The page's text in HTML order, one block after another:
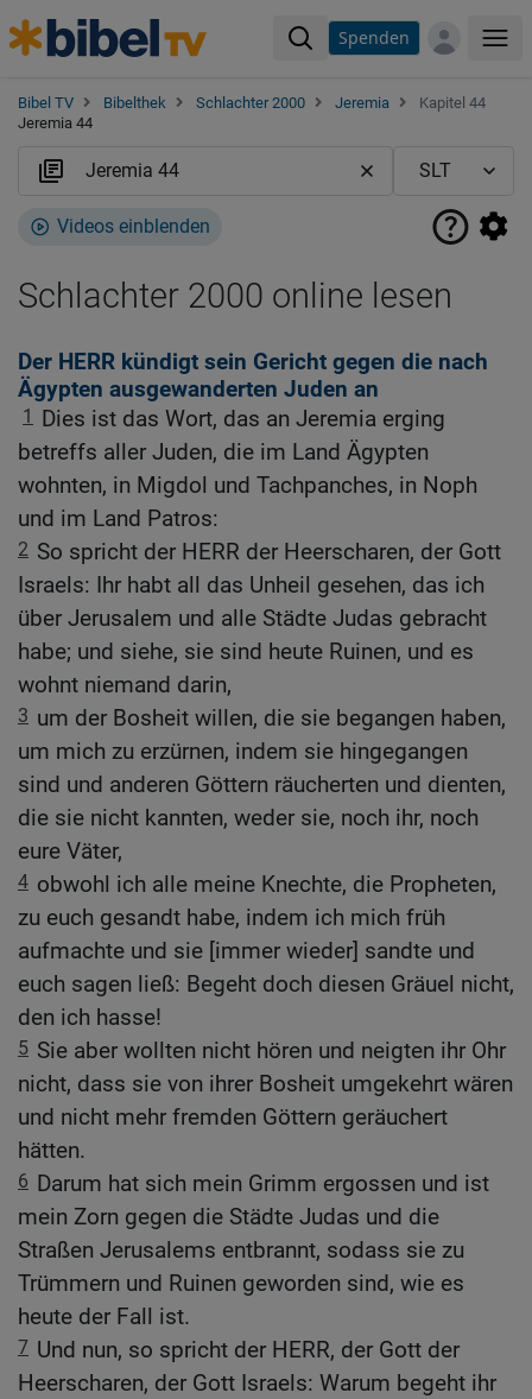
Spenden
Bibel TV Bibelthek Schlachter 2000 Jeremia
Kapitel 44
Jeremia 44
Videos einblenden
Schlachter 2000 online lesen
Der HERR kündigt sein Gericht gegen die nach
Ägypten ausgewanderten Juden an
1
Dies ist das Wort, das an Jeremia erging
betreffs aller Juden, die im Land Ägypten
wohnten, in Migdol und Tachpanches, in Noph
und im Land Patros:
2 So spricht der HERR der Heerscharen, der Gott
Israels: Ihr habt all das Unheil gesehen, das ich
über Jerusalem und alle Städte Judas gebracht
habe; und siehe, sie sind heute Ruinen, und es
wohnt niemand darin,
3 um der Bosheit willen, die sie begangen haben,
um mich zu erzürnen, indem sie hingegangen
sind und anderen Göttern räucherten und dienten,
die sie nicht kannten, weder sie, noch ihr, noch
eure Väter,
4 obwohl ich alle meine Knechte, die Propheten,
zu euch gesandt habe, indem ich mich früh
aufmachte und sie [immer wieder] sandte und
euch sagen ließ: Begeht doch diesen Gräuel nicht,
den ich hasse!
5 Sie aber wollten nicht hören und neigten ihr Ohr
nicht, dass sie von ihrer Bosheit umgekehrt wären
und nicht mehr fremden Göttern geräuchert
hätten.
6 Darum hat sich mein Grimm ergossen und ist
mein Zorn gegen die Städte Judas und die
Straßen Jerusalems entbrannt, sodass sie zu
Trümmern und Ruinen geworden sind, wie es
heute der Fall ist.
7 Und nun, so spricht der HERR, der Gott der
Heerscharen, der Gott Israels: Warum begeht ihr